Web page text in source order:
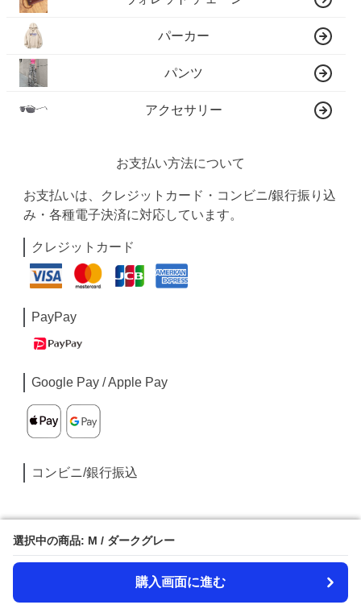
選択中の商品: M / ダークグレー
購入画面に進む
選択中の商品: M / ダークグレー
購入画面に進む
パーカー
パンツ
アクセサリー
お支払い方法について
お支払いは、クレジットカード・コンビニ/銀行振り込
み・各種電子決済に対応しています。
クレジットカード
PayPay
Google Pay / Apple Pay
コンビニ/銀行振込